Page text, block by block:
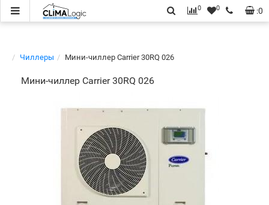
:0
0 0
Чиллеры Мини-чиллер Carrier 30RQ 026
Мини-чиллер Carrier 30RQ 026